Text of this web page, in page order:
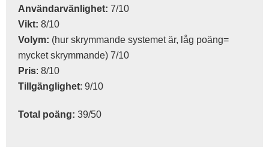
Användarvänlighet: 7/10
Vikt: 8/10
Volym: (hur skrymmande systemet är, låg poäng=
mycket skrymmande) 7/10
Pris: 8/10
Tillgänglighet: 9/10
Total poäng: 39/50